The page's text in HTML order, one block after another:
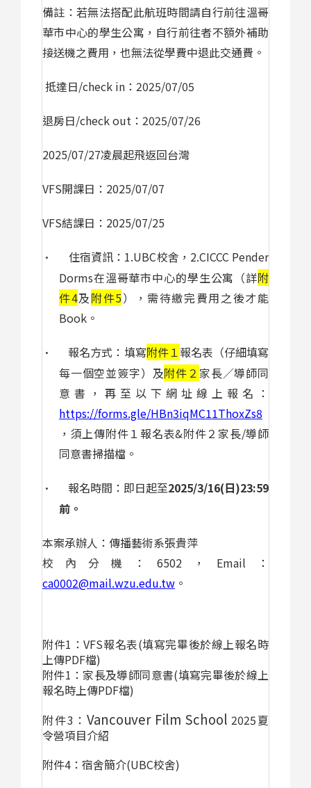
備註：若無法搭配此航班時間請自行前往溫哥
華市中心的學生公寓，自行前往者不額外補助
接送機之費用，也無法從學費中退此交通費。
抵達日/check in ： 2025/07/05
退房日/check out ： 2025/07/26
2025/07/27凌晨起飛返回台灣
VFS開課日： 2025/07/07
VFS結課日： 2025/07/25
· 住宿資訊： 1.UBC校舍，2.CICCC Pender
Dorms在溫哥華市中心的學生公寓（詳附
件4及附件5），需待繳完費用之後才能
Book 。
· 報名方式：填寫附件１報名表（仔細填寫
每一個空並簽字）及附件２家長／導師同
意書，再至以下網址線上報名：
https://forms.gle/HBn3iqMC11ThoxZs8
，須上傳附件１報名表&附件２家長/導師
同意書掃描檔。
· 報名時間：即日起至2025/3/16(日)23:59
前 。
本案承辦人：傳播藝術系張貴萍
校內分機： 6502 ， Email ：
ca0002@mail.wzu.edu.tw 。
附件1 ：VFS報名表(填寫完畢後於線上報名時
上傳PDF檔)
附件1 ：家長及導師同意書(填寫完畢後於線上
報名時上傳PDF檔)
附件3 ：Vancouver Film School 2025夏
令營項目介紹
附件4 ：宿舍簡介(UBC校舍)